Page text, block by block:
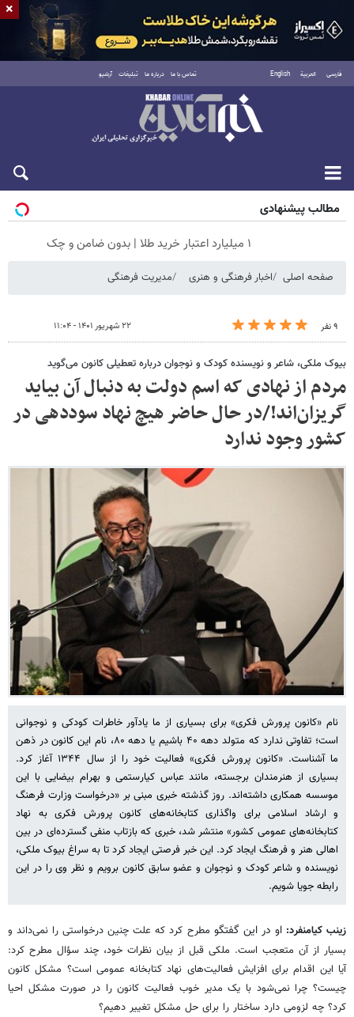
فارسی العربية English تماس با ما درباره ما تبلیغات آرشیو
جمعه ۱۶ مرداد ۱۴۰۵
مطالب پیشنهادی
۱ میلیارد اعتبار خرید طلا | بدون ضامن و چک
صفحه اصلی اخبار فرهنگی و هنری مدیریت فرهنگی
۹ نفر ۲۲ شهریور ۱۴۰۱ - ۱۱:۰۴
بیوک ملکی، شاعر و نویسنده کودک و نوجوان درباره تعطیلی کانون می‌گوید
مردم از نهادی که اسم دولت به دنبال آن بیاید
گریزان‌اند!/در حال حاضر هیچ نهاد سوددهی در
کشور وجود ندارد
نام «کانون پرورش فکری» برای بسیاری از ما یادآور خاطرات کودکی و نوجوانی
است؛ تفاوتی ندارد که متولد دهه ۴۰ باشیم یا دهه ۸۰، نام این کانون در ذهن
ما آشناست. «کانون پرورش فکری» فعالیت خود را از سال ۱۳۴۴ آغاز کرد.
بسیاری از هنرمندان برجسته، مانند عباس کیارستمی و بهرام بیضایی با این
موسسه همکاری داشته‌اند. روز گذشته خبری مبنی بر «درخواست وزارت فرهنگ
و ارشاد اسلامی برای واگذاری کتابخانه‌های کانون پرورش فکری به نهاد
کتابخانه‌های عمومی کشور» منتشر شد، خبری که بازتاب منفی گسترده‌ای در بین
اهالی هنر و فرهنگ ایجاد کرد. این خبر فرصتی ایجاد کرد تا به سراغ بیوک ملکی،
نویسنده و شاعر کودک و نوجوان و عضو سابق کانون برویم و نظر وی را در این
رابطه جویا شویم.
زینب کیامنفرد:او در این گفتگو مطرح کرد که علت چنین درخواستی را نمی‌داند و
بسیار از آن متعجب است. ملکی قبل از بیان نظرات خود، چند سؤال مطرح کرد:
آیا این اقدام برای افزایش فعالیت‌های نهاد کتابخانه عمومی است؟ مشکل کانون
چیست؟ چرا نمی‌شود با یک مدیر خوب فعالیت کانون را در صورت مشکل احیا
کرد؟ چه لزومی دارد ساختار را برای حل مشکل تغییر دهیم؟
×